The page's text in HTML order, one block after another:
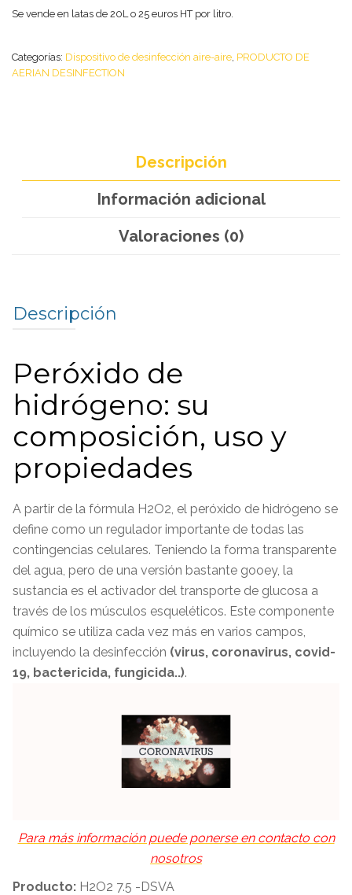
Se vende en latas de 20L o 25 euros HT por litro.
Categorías: Dispositivo de desinfección aire-aire, PRODUCTO DE
AERIAN DESINFECTION
Descripción
Información adicional
Valoraciones (0)
Descripción
Peróxido de
hidrógeno: su
composición, uso y
propiedades
A partir de la fórmula H2O2, el peróxido de hidrógeno se
define como un regulador importante de todas las
contingencias celulares. Teniendo la forma transparente
del agua, pero de una versión bastante gooey, la
sustancia es el activador del transporte de glucosa a
través de los músculos esqueléticos. Este componente
químico se utiliza cada vez más en varios campos,
incluyendo la desinfección (virus, coronavirus, covid-
19, bactericida, fungicida..).
Para más información puede ponerse en contacto con
nosotros
Producto: H2O2 7.5 -DSVA